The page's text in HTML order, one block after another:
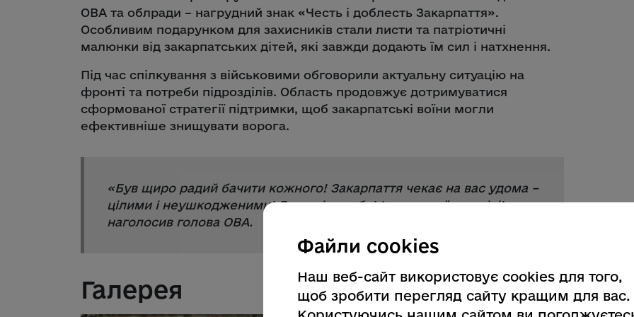
ОВА та облради – нагрудний знак «Честь і доблесть Закарпаття».
Особливим подарунком для захисників стали листи та патріотичні
малюнки від закарпатських дітей, які завжди додають їм сил і натхнення.
Під час спілкування з військовими обговорили актуальну ситуацію на
фронті та потреби підрозділів. Область продовжує дотримуватися
сформованої стратегії підтримки, щоб закарпатські воїни могли
ефективніше знищувати ворога.
«Був щиро радий бачити кожного! Закарпаття чекає на вас удома –
цілими і неушкодженими! Бережіть себе! І до скорої зустрічі!» –
наголосив голова ОВА.
Галерея
Файли cookies
Наш веб-сайт використовує cookies для того,
щоб зробити перегляд сайту кращим для вас.